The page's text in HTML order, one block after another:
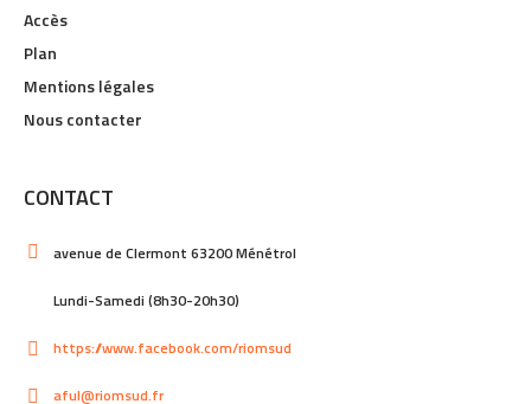
Accès
Plan
Mentions légales
Nous contacter
CONTACT
avenue de Clermont 63200 Ménétrol
Lundi-Samedi (8h30-20h30)
https://www.facebook.com/riomsud
aful@riomsud.fr